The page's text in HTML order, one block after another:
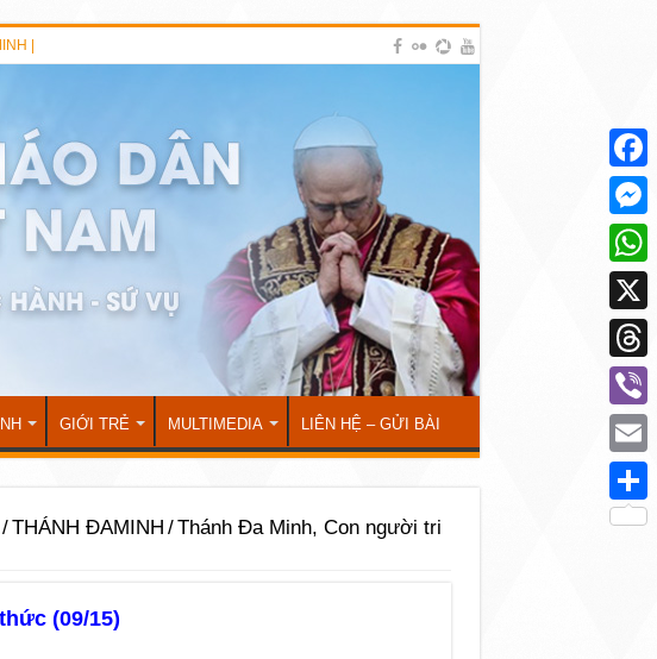
|
GIỚI TRẺ MULTIMEDIA LIÊN HỆ – GỬI BÀI
/THÁNH ĐAMINH /Thánh Đa Minh, Con người tri
(09/15)
X
Viber